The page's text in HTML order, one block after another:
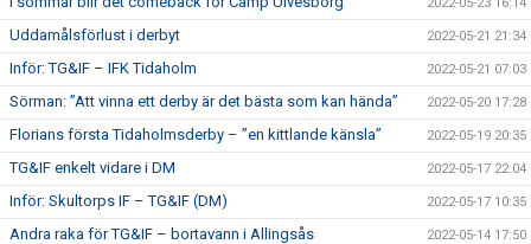
Uddamålsförlust i derbyt 2022-05-21 21:34
Inför: TG&IF – IFK Tidaholm 2022-05-21 07:03
Sörman: ”Att vinna ett derby är det bästa som kan hända” 2022-05-20 17:28
Florians första Tidaholmsderby – ”en kittlande känsla” 2022-05-19 20:35
TG&IF enkelt vidare i DM 2022-05-17 22:04
Inför: Skultorps IF – TG&IF (DM) 2022-05-17 10:35
Andra raka för TG&IF – bortavann i Allingsås 2022-05-14 17:50